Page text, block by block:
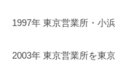
1997年 東京営業所・小
2003年 東京営業所を東